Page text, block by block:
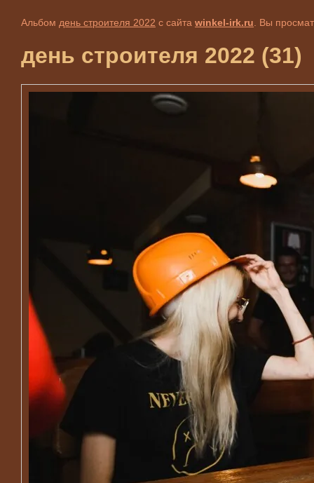
Альбом день строителя 2022 с сайта winkel-irk.ru . Вы
день строителя 2022 (31)